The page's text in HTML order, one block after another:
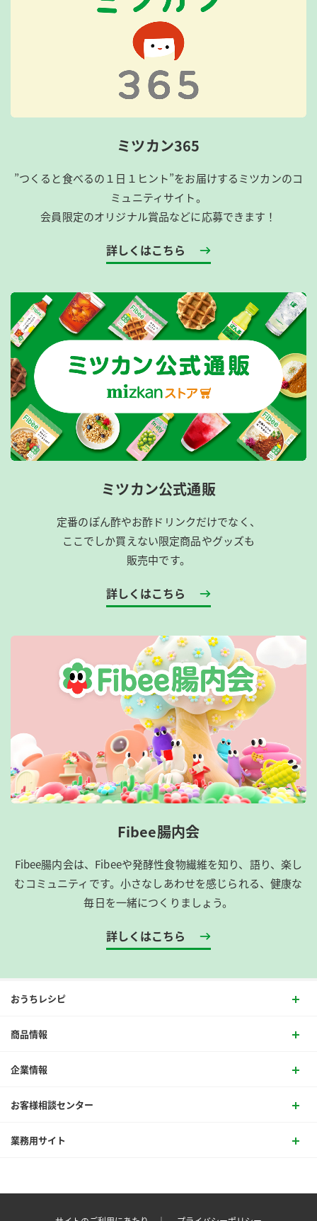
ミツカン365
”つくると食べるの１日１ヒント”をお届けするミツカンのコ
ミュニティサイト。
会員限定のオリジナル賞品などに応募できます！
詳しくはこちら
ミツカン公式通販
定番のぽん酢やお酢ドリンクだけでなく、
ここでしか買えない限定商品やグッズも
販売中です。
詳しくはこちら
Fibee腸内会
Fibee腸内会は、​Fibeeや発酵性食物繊維を知り、語り、楽し
むコミュニティです。​小さなしあわせを感じられる、健康な
毎日を一緒につくりましょう。
詳しくはこちら
おうちレシピ
商品情報
企業情報
お客様相談センター
業務用サイト